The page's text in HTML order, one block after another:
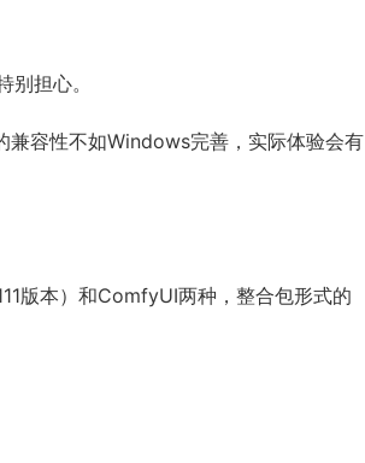
担心。
容性不如Windows完善，实际体验会有
版本）和ComfyUI两种，整合包形式的